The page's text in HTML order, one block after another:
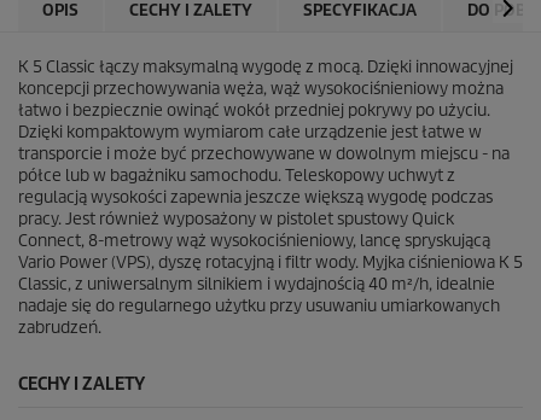
OPIS CECHY I ZALETY SPECYFIKACJA DO
K 5 Classic łączy maksymalną wygodę z mocą. Dzięki innowacyjnej
koncepcji przechowywania węża, wąż wysokociśnieniowy można
łatwo i bezpiecznie owinąć wokół przedniej pokrywy po użyciu.
Dzięki kompaktowym wymiarom całe urządzenie jest łatwe w
transporcie i może być przechowywane w dowolnym miejscu - na
półce lub w bagażniku samochodu. Teleskopowy uchwyt z
regulacją wysokości zapewnia jeszcze większą wygodę podczas
pracy. Jest również wyposażony w pistolet spustowy Quick
Connect, 8-metrowy wąż wysokociśnieniowy, lancę spryskującą
Vario Power (VPS), dyszę rotacyjną i filtr wody. Myjka ciśnieniowa K 5
Classic, z uniwersalnym silnikiem i wydajnością 40 m²/h, idealnie
nadaje się do regularnego użytku przy usuwaniu umiarkowanych
zabrudzeń.
CECHY I ZALETY